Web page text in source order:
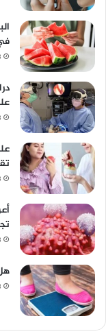
هل